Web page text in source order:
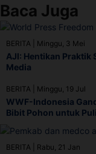
Baca Juga
BERITA Minggu, 3 Mei
AJI: Hentikan Praktik
Media
BERITA Minggu, 19 Jul
WWF-Indonesia
Bibit Pohon untuk
BERITA Rabu, 21 Jan